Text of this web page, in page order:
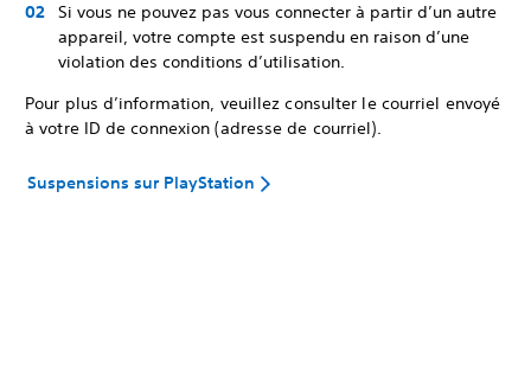
Si vous ne pouvez pas vous connecter à partir d’un autre
appareil, votre compte est suspendu en raison d’une
violation des conditions d’utilisation.
Pour plus d’information, veuillez consulter le courriel envoyé
à votre ID de connexion (adresse de courriel).
Suspensions sur PlayStation